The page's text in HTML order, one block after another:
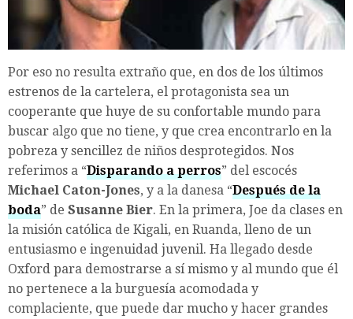
Por eso no resulta extraño que, en dos de los últimos
estrenos de la cartelera, el protagonista sea un
cooperante que huye de su confortable mundo para
buscar algo que no tiene, y que crea encontrarlo en la
pobreza y sencillez de niños desprotegidos. Nos
referimos a “Disparando a perros” del escocés
Michael Caton-Jones, y a la danesa “Después de la
boda” de Susanne Bier. En la primera, Joe da clases en
la misión católica de Kigali, en Ruanda, lleno de un
entusiasmo e ingenuidad juvenil. Ha llegado desde
Oxford para demostrarse a sí mismo y al mundo que él
no pertenece a la burguesía acomodada y
complaciente, que puede dar mucho y hacer grandes